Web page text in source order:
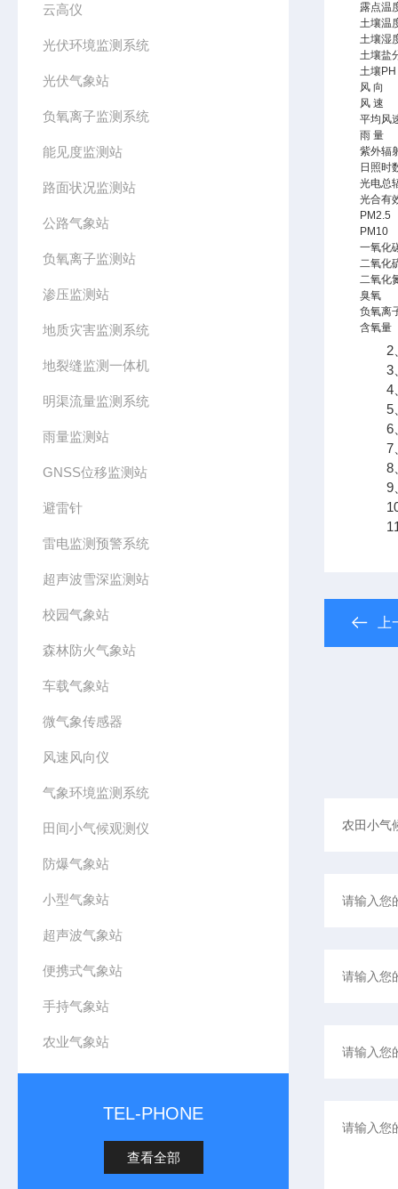
云高仪
光伏环境监测系统
光伏气象站
负氧离子监测系统
能见度监测站
路面状况监测站
公路气象站
负氧离子监测站
渗压监测站
地质灾害监测系统
地裂缝监测一体机
明渠流量监测系统
雨量监测站
GNSS位移监测站
避雷针
雷电监测预警系统
超声波雪深监测站
校园气象站
森林防火气象站
车载气象站
微气象传感器
风速风向仪
气象环境监测系统
田间小气候观测仪
防爆气象站
小型气象站
超声波气象站
便携式气象站
手持气象站
农业气象站
TEL-PHONE
查看全部
露点温
土壤温
土壤湿
土壤盐
土壤PH
风 向
风 速
平均风
雨 量
紫外辐
日照时
光电总
光合有
PM2.5
PM10
一氧化
二氧化
二氧化
臭氧
负氧离
含氧量
2、
3、
4、
5、
6、
7、
8、
9、
10
11